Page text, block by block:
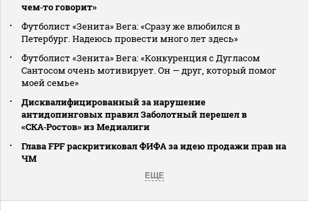
чем‑то говорит»
Футболист «Зенита» Вега: «Сразу же влюбился в
Петербург. Надеюсь провести много лет здесь»
Футболист «Зенита» Вега: «Конкуренция с Дугласом
Сантосом очень мотивирует. Он — друг, который помог
моей семье»
Дисквалифицированный за нарушение
антидопинговых правил Заболотный перешел в
«СКА‑Ростов» из Медиалиги
Глава FPF раскритиковал ФИФА за идею продажи прав на
ЧМ
ЕЩЕ